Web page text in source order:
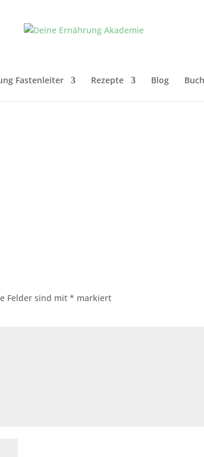
Fastenleiter Rezepte Blog Buch
Felder sind mit* markiert